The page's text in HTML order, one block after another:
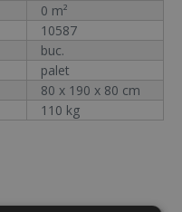
0 m²
10587
buc.
palet
80 x 190 x 80 cm
110 kg